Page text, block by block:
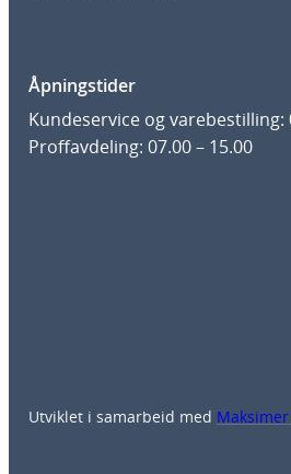
Åpningstider
Kundeservice og varebestilling:
Proffavdeling: 07.00 – 15.00
Utviklet i samarbeid med Maksimer